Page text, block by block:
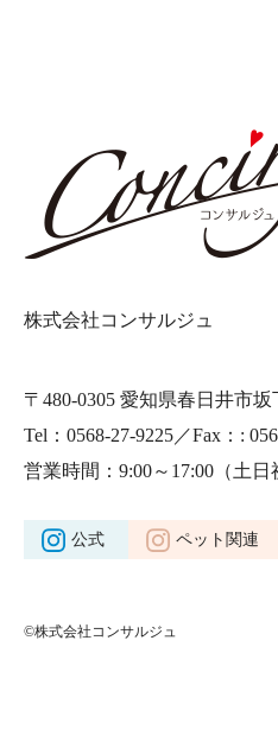
株式会社コンサルジュ
〒480-0305 愛知県春日井市坂
Tel：0568-27-9225／Fax：:
営業時間：9:00～17:00 （土
公式 ペット関連
©株式会社コンサルジュ